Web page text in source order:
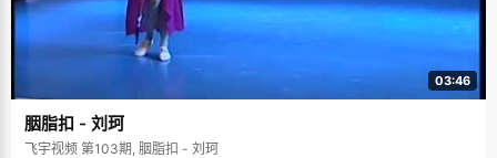
03:46
胭脂扣 - 刘珂
飞宇视频 第103期, 胭脂扣 - 刘珂